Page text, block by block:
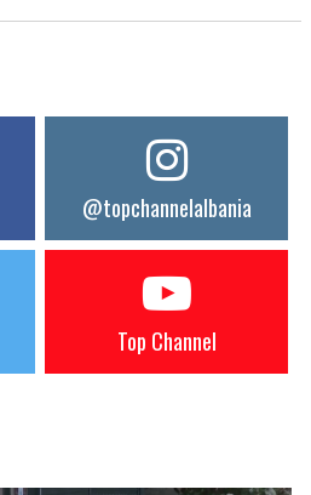
@topchannelalbania
Top Channel